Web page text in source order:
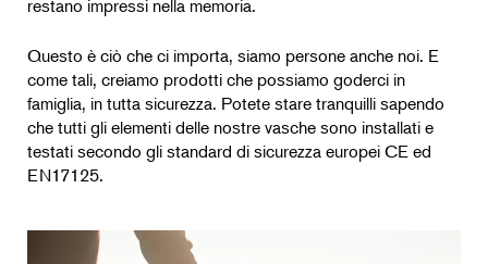
restano impressi nella memoria.
Questo è ciò che ci importa, siamo persone anche noi. E
come tali, creiamo prodotti che possiamo goderci in
famiglia, in tutta sicurezza. Potete stare tranquilli sapendo
che tutti gli elementi delle nostre vasche sono installati e
testati secondo gli standard di sicurezza europei CE ed
EN17125.